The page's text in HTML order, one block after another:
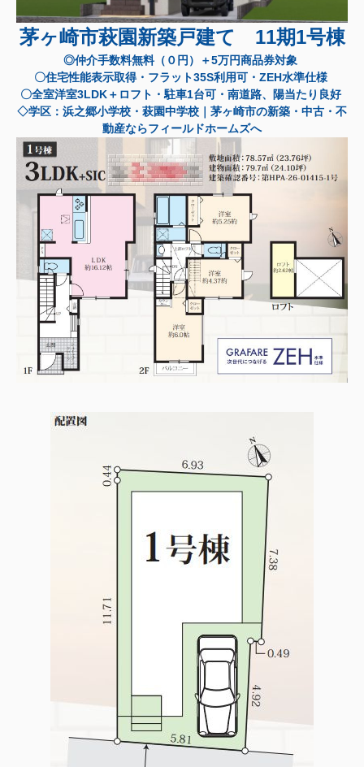
茅ヶ崎市萩園新築戸建て 11期1号棟
◎仲介手数料無料（０円）＋5万円商品券対象
〇住宅性能表示取得・フラット35S利用可・ZEH水準仕様
〇全室洋室3LDK＋ロフト・駐車1台可・南道路、陽当たり良好
◇学区：浜之郷小学校・萩園中学校｜茅ヶ崎市の新築・中古・不
動産ならフィールドホームズへ